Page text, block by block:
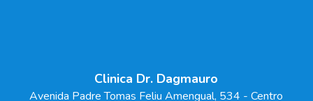
Clinica Dr. Dagmauro
Avenida Padre Tomas Feliu Amengual, 534 - Centro